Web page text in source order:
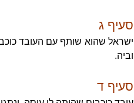
סעיף ג
ישראל שהוא שותף עם העובד
וביה.
סעיף ד